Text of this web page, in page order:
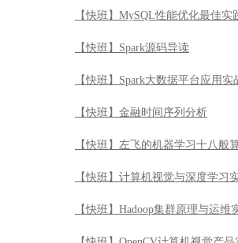
【快班】MySQL性能优化最佳实
【快班】Spark源码导读
【快班】Spark大数据平台应用实
【快班】金融时间序列分析
【快班】左飞的机器学习十八般
【快班】计算机视觉与深度学习
【快班】Hadoop集群原理与运维